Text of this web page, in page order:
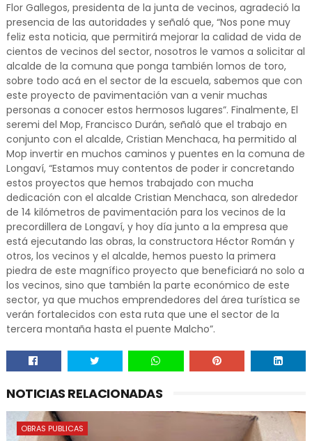
Flor Gallegos, presidenta de la junta de vecinos, agradeció la
presencia de las autoridades y señaló que, “Nos pone muy
feliz esta noticia, que permitirá mejorar la calidad de vida de
cientos de vecinos del sector, nosotros le vamos a solicitar al
alcalde de la comuna que ponga también lomos de toro,
sobre todo acá en el sector de la escuela, sabemos que con
este proyecto de pavimentación van a venir muchas
personas a conocer estos hermosos lugares”. Finalmente, El
seremi del Mop, Francisco Durán, señaló que el trabajo en
conjunto con el alcalde, Cristian Menchaca, ha permitido al
Mop invertir en muchos caminos y puentes en la comuna de
Longaví, “Estamos muy contentos de poder ir concretando
estos proyectos que hemos trabajado con mucha
dedicación con el alcalde Cristian Menchaca, son alrededor
de 14 kilómetros de pavimentación para los vecinos de la
precordillera de Longaví, y hoy día junto a la empresa que
está ejecutando las obras, la constructora Héctor Román y
otros, los vecinos y el alcalde, hemos puesto la primera
piedra de este magnífico proyecto que beneficiará no solo a
los vecinos, sino que también la parte económico de este
sector, ya que muchos emprendedores del área turística se
verán fortalecidos con esta ruta que une el sector de la
tercera montaña hasta el puente Malcho”.
NOTICIAS RELACIONADAS
OBRAS PUBLICAS